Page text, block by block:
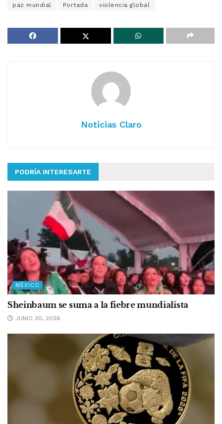
paz mundial Portada violencia global
Noticias Claro
PODRÍA INTERESARTE
MÉXICO
Sheinbaum se suma a la fiebre mundialista
JUNIO 30, 2026